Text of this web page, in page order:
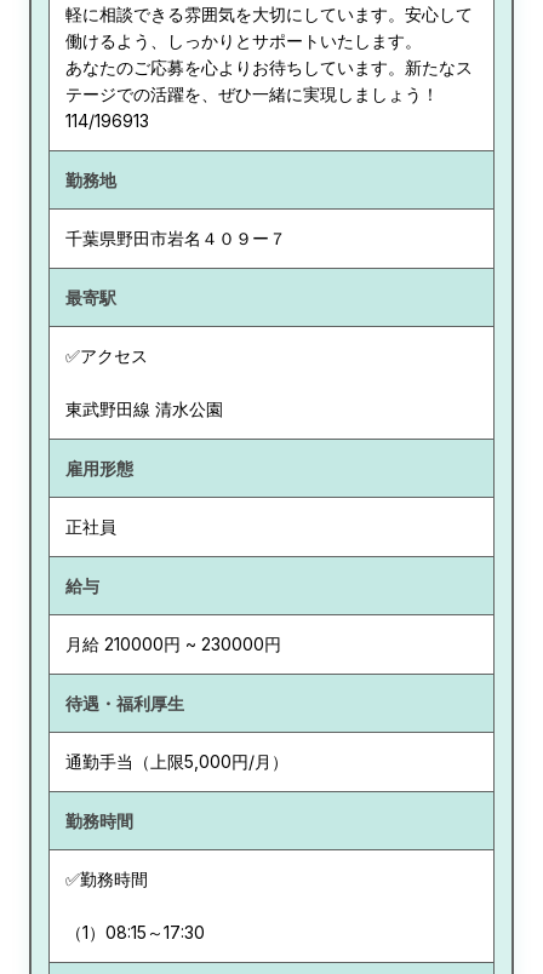
軽に相談できる雰囲気を大切にしています。安心して
働けるよう、しっかりとサポートいたします。
あなたのご応募を心よりお待ちしています。新たなス
テージでの活躍を、ぜひ一緒に実現しましょう！
114/196913
勤務地
千葉県野田市岩名４０９ー７
最寄駅
✅アクセス
東武野田線 清水公園
雇用形態
正社員
給与
月給 210000円 ~ 230000円
待遇・福利厚生
通勤手当（上限5,000円/月）
勤務時間
✅勤務時間
（1）08:15～17:30